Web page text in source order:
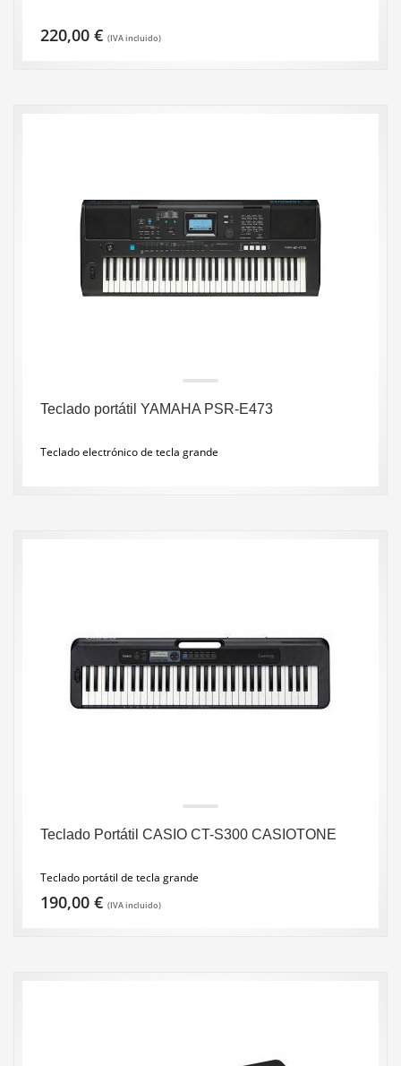
220,00 € (IVA incluido)
Teclado portátil YAMAHA PSR-E473
Teclado electrónico de tecla grande
Teclado Portátil CASIO CT-S300 CASIOTONE
Teclado portátil de tecla grande
190,00 € (IVA incluido)